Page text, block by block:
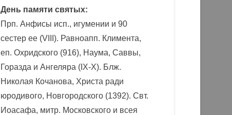
День памяти святых:
Прп. Анфисы исп., игумении и 90
сестер ее (VIII). Равноапп. Климента,
еп. Охридского (916), Наума, Саввы,
Горазда и Ангеляра (IX-X). Блж.
Николая Кочанова, Христа ради
юродивого, Новгородского (1392). Свт.
Иоасафа, митр. Московского и всея